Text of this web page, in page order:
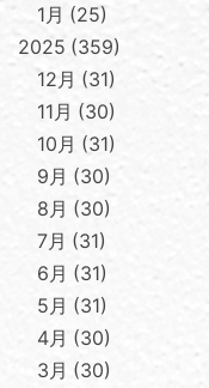
1月
25
2025 359
12月
31
11月
30
10月
31
9月
30
8月
30
7月
31
6月
31
5月
31
4月
30
3月
30